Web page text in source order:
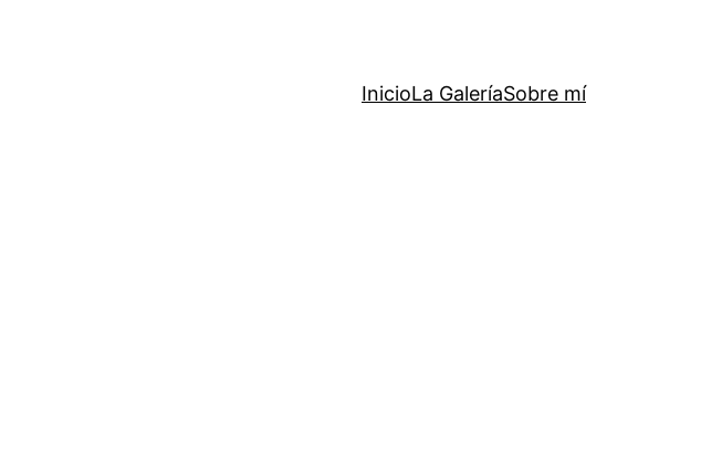
InicioLa GaleríaSobre mí